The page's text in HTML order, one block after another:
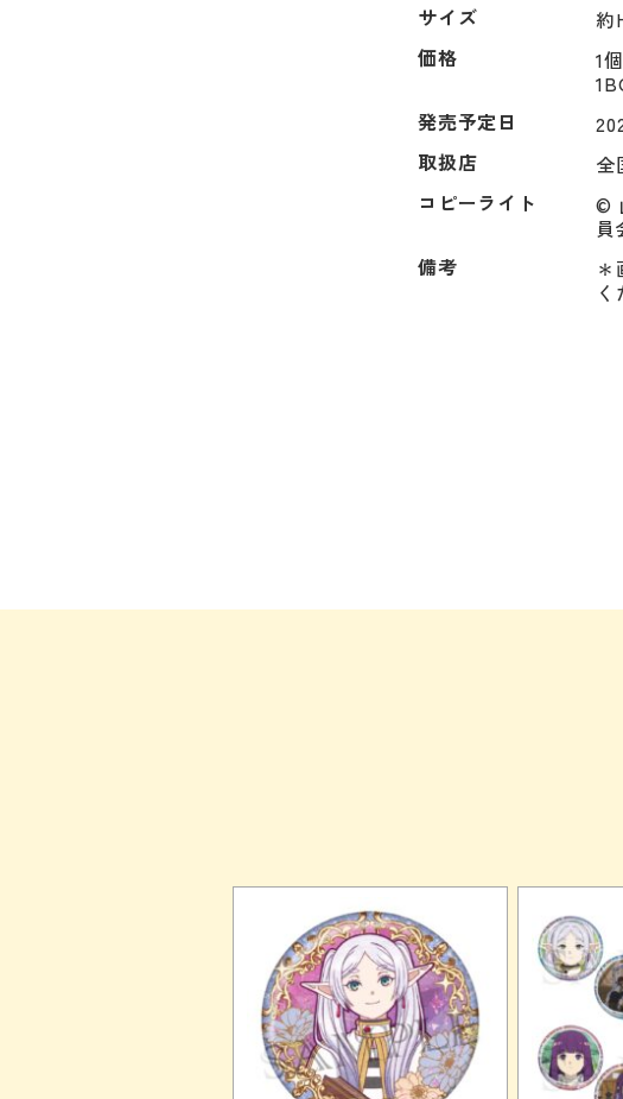
サイズ
約
価格
1
発売予定日
取扱店
全
コピーライト
©
員
備考
く